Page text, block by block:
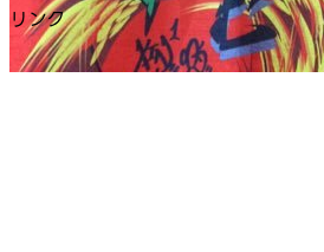
リンク